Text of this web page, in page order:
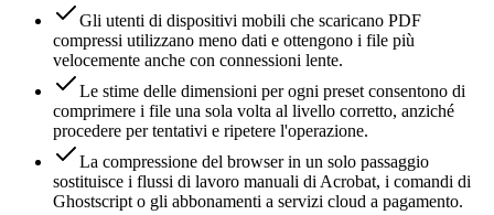
Gli utenti di dispositivi mobili che scaricano PDF
compressi utilizzano meno dati e ottengono i file più
velocemente anche con connessioni lente.
Le stime delle dimensioni per ogni preset consentono di
comprimere i file una sola volta al livello corretto, anziché
procedere per tentativi e ripetere l'operazione.
La compressione del browser in un solo passaggio
sostituisce i flussi di lavoro manuali di Acrobat, i comandi di
Ghostscript o gli abbonamenti a servizi cloud a pagamento.